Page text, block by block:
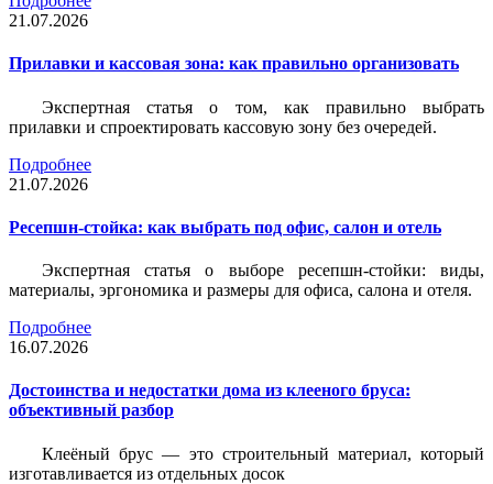
21.07.2026
Прилавки и кассовая зона: как правильно организовать
Экспертная статья о том, как правильно выбрать
прилавки и спроектировать кассовую зону без очередей.
Подробнее
21.07.2026
Ресепшн-стойка: как выбрать под офис, салон и отель
Экспертная статья о выборе ресепшн-стойки: виды,
материалы, эргономика и размеры для офиса, салона и отеля.
Подробнее
16.07.2026
Достоинства и недостатки дома из клееного бруса:
объективный разбор
Клеёный брус — это строительный материал, который
изготавливается из отдельных досок